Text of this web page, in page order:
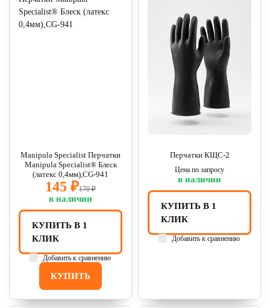
Manipula Specialist Перчатки
Manipula Specialist® Блеск
(латекс 0,4мм),CG-941
145 ₽170 ₽
в наличии
КУПИТЬ
КУПИТЬ В 1
КЛИК
Добавить к сравнению
Перчатки КЩС-2
Цена по запросу
в наличии
КУПИТЬ В 1
КЛИК
Добавить к сравнению